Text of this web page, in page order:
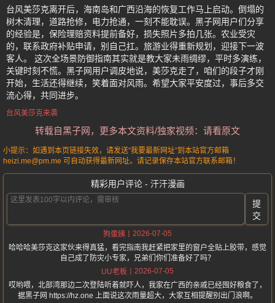
台风美莎克离开后，海南岛和广西沿海的恢复工作马上启动。倒塌的
树木清理，道路抢修，电力抢通，一刻不能耽误。黑子网用户们分享
的经验是，保险理赔资料提前备好，损失照片多拍几张。农业受灾
的，联系政府补贴申请，别自己扛。旅游业得重新规划，迎接下一波
客人。 这次全场景防御指南其实就是教大家未雨绸缪，平时多演练，
关键时刻不慌。黑子网用户调皮地说，美莎克走了，咱们的段子才刚
开始，生活还得继续，笑着面对风雨。希望大家平安度过，事后多交
流心得，共同进步。
台风美莎克来袭
转载自黑子网，更多本文资料/独家视频：请看原文
小提示：如遇到本页链接失效，请发送“我要最新网址”到本站官方邮箱
heizi.me@pm.me 可自动获得最新网址。请记录保存本站官方联系邮箱！
精彩用户评论 - 汗汗漫画
提
交
狗蛋姨
2026-07-05
哈哈哈美莎克这家伙来得真猛，看完指南我赶紧把家里的窗户全贴上胶带，感觉
自己成了防灾小专家，兄弟们你们准备好了吗？
UU老板
2026-07-05
哎哟喂，北部湾那边二次登陆听着就吓人，我家在广西的亲戚已经囤好粮食了，
据黑子网 https://hz.one 上面说这次雨量超大，大家互相提醒别出门浪啊。